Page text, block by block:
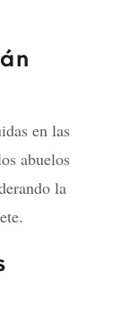
en las
abuelos
la